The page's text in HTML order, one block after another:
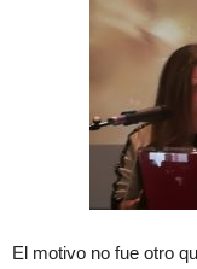
El motivo no fue otro